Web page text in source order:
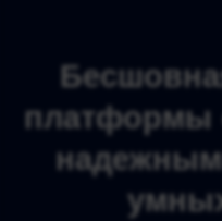
платформы